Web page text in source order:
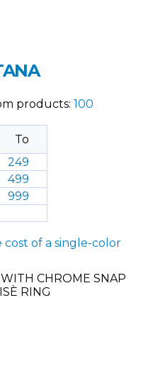
products: 100
To
249
499
999
of a single-color
CHROME SNAP
RING